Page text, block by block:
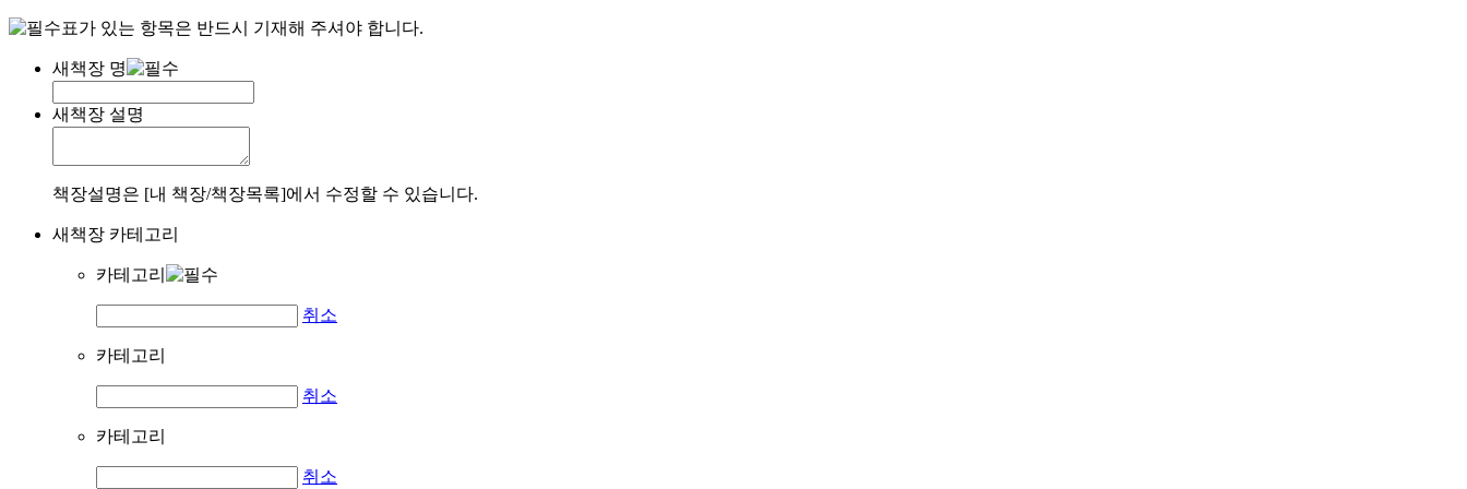
표가 있는 항목은 반드시 기재해 주셔야 합니다.
새책장 명
새책장 설명
책장설명은 [내 책장/책장목록]에서 수정할 수 있습니다.
새책장 카테고리
카테고리
취소
카테고리
취소
카테고리
취소